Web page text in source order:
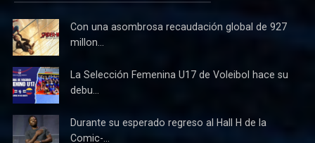
Con una asombrosa recaudación global de 927
millon...
La Selección Femenina U17 de Voleibol hace su
debu...
Durante su esperado regreso al Hall H de la
Comic-...